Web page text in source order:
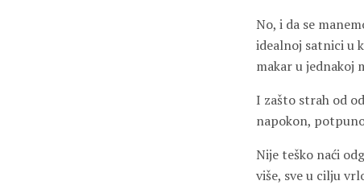
No, i da se
idealnoj satnici u
makar u jednakoj
I zašto strah od
napokon,
Nije teško naći
više, sve u cilju